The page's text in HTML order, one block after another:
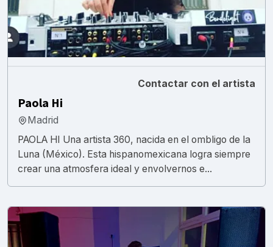
Contactar con el artista
Paola Hi
Madrid
PAOLA HI Una artista 360, nacida en el ombligo de la
Luna (México). Esta hispanomexicana logra siempre
crear una atmosfera ideal y envolvernos e...